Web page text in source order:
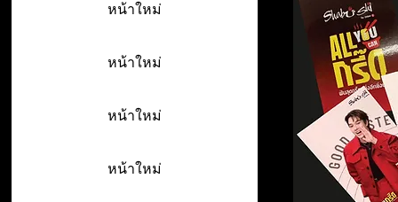
หน้าใหม่
หน้าใหม่
หน้าใหม่
หน้าใหม่